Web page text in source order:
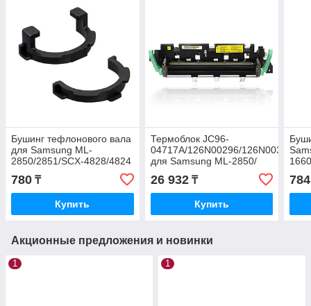
Бушинг тефлонового вала
для Samsung ML-
2850/2851/SCX-4828/4824
Ph3250/WC-3210/3220
(JC61-02334A/JC61-
02335A)
780 ₸
Купить
Термоблок JC96-
04717A/126N00296/126N00323
для Samsung ML-2850/
2851/ Phaser3250
26 932₸
Купить
784
Акционные предложения и новинки
1 1